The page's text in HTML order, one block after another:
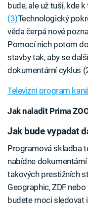
bude, ale už tuší, kde
(3)Technologický
věda čerpá nové
Pomocí nich potom
stavby tak, aby se
dokumentární cyklus
Televizní program
Jak naladit Prima
Jak bude vypadat
Programová skladba
nabídne
takových prestižních
Geographic, ZDF
budete moci sledovat